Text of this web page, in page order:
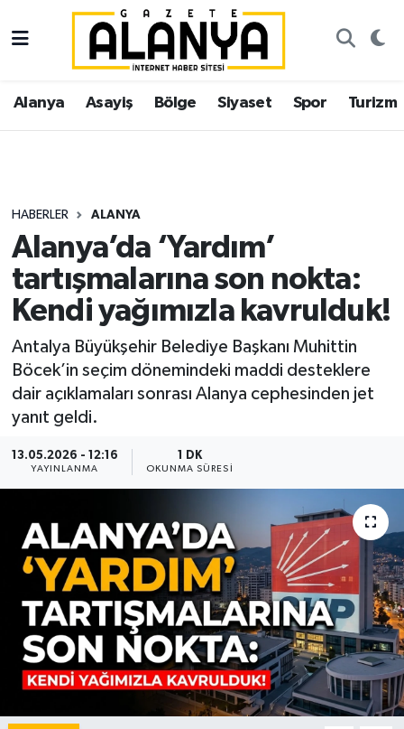
Alanya Asayiş Bölge Siyaset Spor Turizm
HABERLER ALANYA
Alanya’da ‘Yardım’
tartışmalarına son nokta:
Kendi yağımızla kavrulduk!
Antalya Büyükşehir Belediye Başkanı Muhittin
Böcek’in seçim dönemindeki maddi desteklere
dair açıklamaları sonrası Alanya cephesinden jet
yanıt geldi.
13.05.2026 - 12:16
YAYINLANMA
1 DK
OKUNMA SÜRESI
Alanya
Asayiş
Siyaset
Spor
Turizm
Ekonomi
Gazipaşa
İstanbul Nöbetçi Eczaneler
İstanbul Hava Durumu
Süper Lig Puan Durumu ve Fikstür
Tüm Manşetler
Son Dakika Haberleri
Haber Arşivi